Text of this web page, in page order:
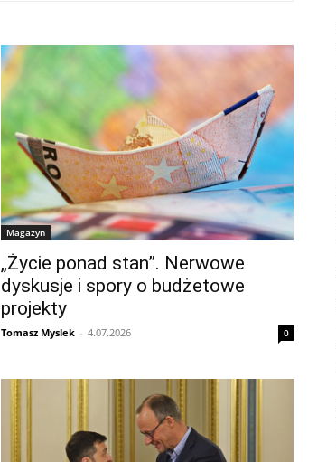
Magazyn
„Życie ponad stan”. Nerwowe
dyskusje i spory o budżetowe
projekty
Tomasz Myslek - 4.07.2026 0